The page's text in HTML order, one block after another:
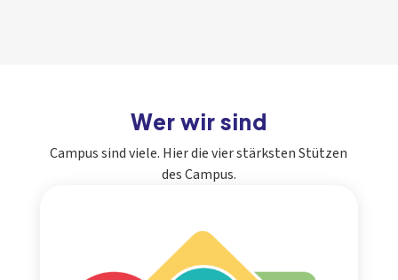
Wer wir sind
Campus sind viele. Hier die vier stärksten Stützen
des Campus.